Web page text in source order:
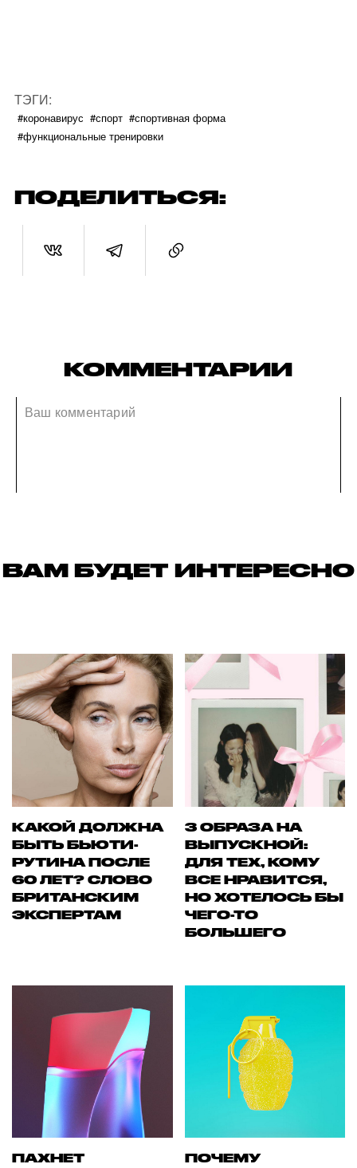
ТЭГИ:
#коронавирус #спорт #спортивная форма
#функциональные тренировки
ПОДЕЛИТЬСЯ:
КОММЕНТАРИИ
ВАМ БУДЕТ ИНТЕРЕСНО
КАКОЙ ДОЛЖНА
БЫТЬ БЬЮТИ-
РУТИНА ПОСЛЕ
60 ЛЕТ? СЛОВО
БРИТАНСКИМ
ЭКСПЕРТАМ
3 ОБРАЗА НА
ВЫПУСКНОЙ:
ДЛЯ ТЕХ, КОМУ
ВСЕ НРАВИТСЯ,
НО ХОТЕЛОСЬ БЫ
ЧЕГО-ТО
БОЛЬШЕГО
ПАХНЕТ
ПОЧЕМУ